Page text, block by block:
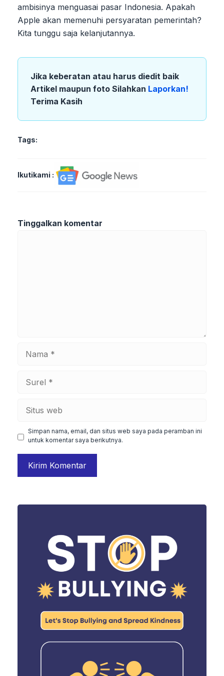
ambisinya menguasai pasar Indonesia. Apakah
Apple akan memenuhi persyaratan pemerintah?
Kita tunggu saja kelanjutannya.
Jika keberatan atau harus diedit baik
Artikel maupun foto Silahkan Laporkan!
Terima Kasih
Tags:
Ikutikami :
Tinggalkan komentar
web
Simpan nama, email, dan situs web saya pada peramban ini
untuk komentar saya berikutnya.